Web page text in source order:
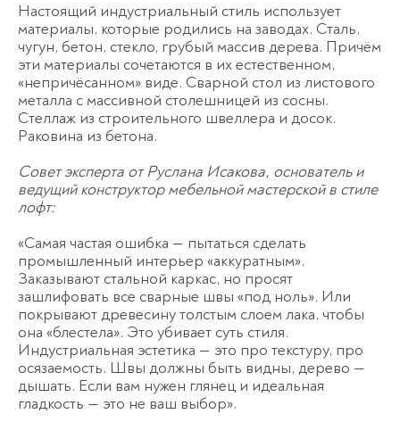
Настоящий индустриальный стиль использует
материалы, которые родились на заводах. Сталь,
чугун, бетон, стекло, грубый массив дерева. Причём
эти материалы сочетаются в их естественном,
«непричёсанном» виде. Сварной стол из листового
металла с массивной столешницей из сосны.
Стеллаж из строительного швеллера и досок.
Раковина из бетона.
Совет эксперта от Руслана Исакова, основатель и
ведущий конструктор мебельной мастерской в стиле
лофт:
«Самая частая ошибка — пытаться сделать
промышленный интерьер «аккуратным».
Заказывают стальной каркас, но просят
зашлифовать все сварные швы «под ноль». Или
покрывают древесину толстым слоем лака, чтобы
она «блестела». Это убивает суть стиля.
Индустриальная эстетика — это про текстуру, про
осязаемость. Швы должны быть видны, дерево —
дышать. Если вам нужен глянец и идеальная
гладкость — это не ваш выбор».